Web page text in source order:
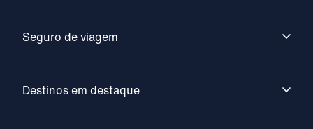
Seguro de viagem
Destinos em destaque